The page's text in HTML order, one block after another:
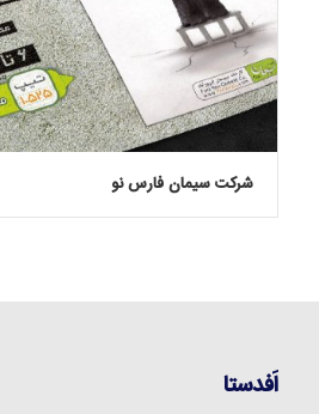
شرکت سیمان فارس نو
اَفدستا